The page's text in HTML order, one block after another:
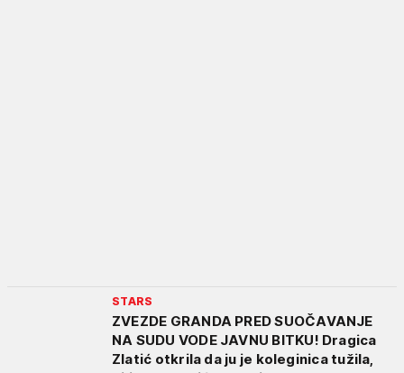
STARS
ZVEZDE GRANDA PRED SUOČAVANJE
NA SUDU VODE JAVNU BITKU! Dragica
Zlatić otkrila da ju je koleginica tužila,